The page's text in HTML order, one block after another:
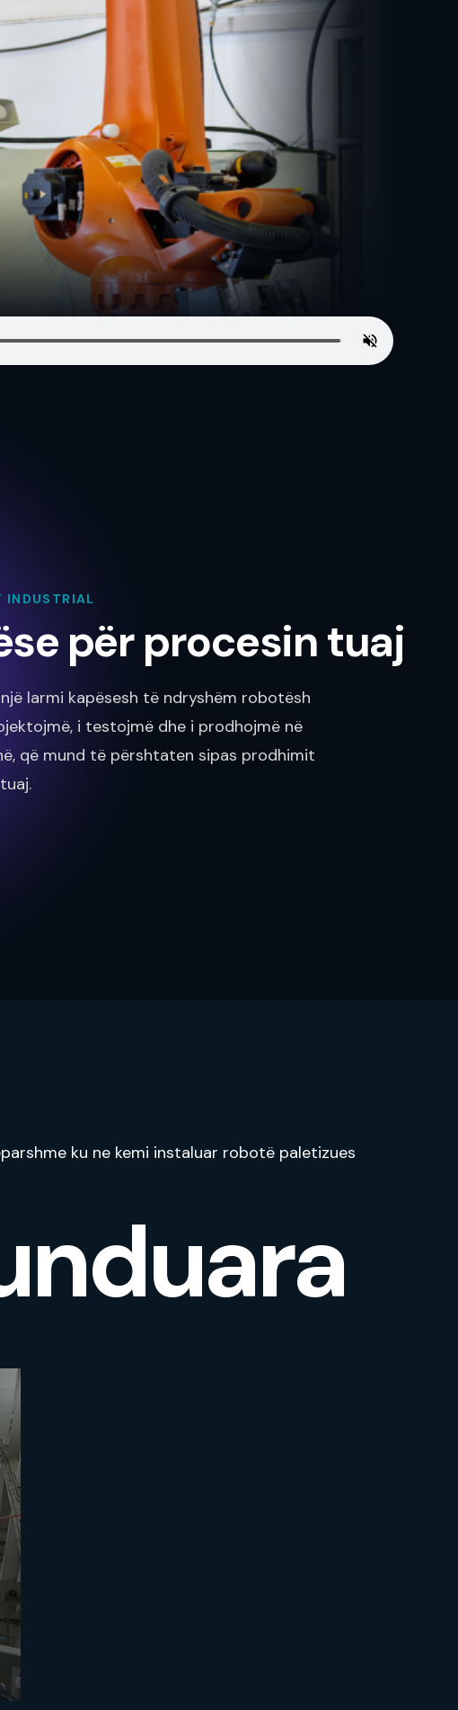
INDUSTRIAL
për procesin tuaj
larmi kapësesh të ndryshëm robotësh
i testojmë dhe i prodhojmë në
që mund të përshtaten sipas prodhimit
ku ne kemi instaluar robotë paletizues